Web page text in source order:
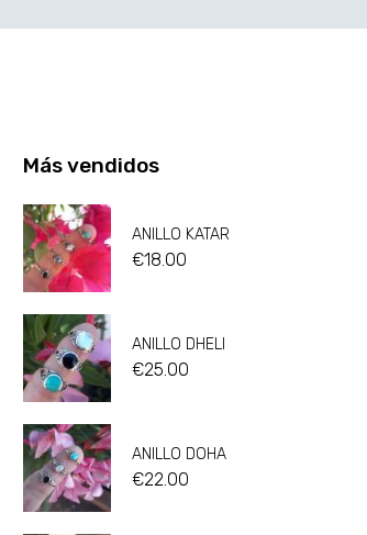
Más vendidos
ANILLO KATAR
€18.00
ANILLO DHELI
€25.00
ANILLO DOHA
€22.00